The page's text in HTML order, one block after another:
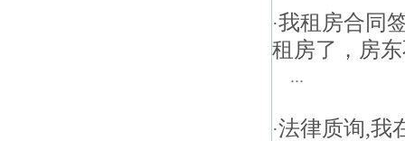
·我租房合同
租房了，房
...
·法律质询,我